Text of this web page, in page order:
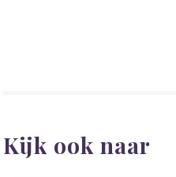
Kijk ook naar